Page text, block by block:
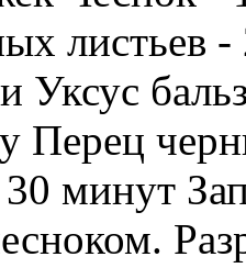
листьев
Уксус
Перец
минут